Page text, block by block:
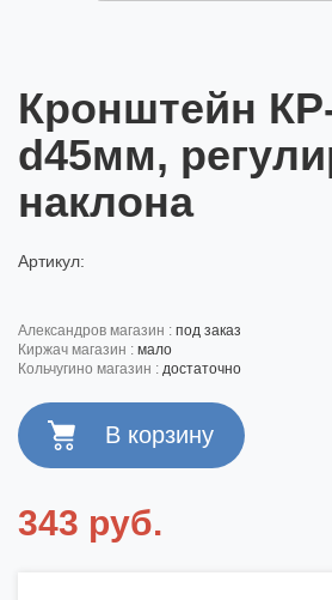
Кронштейн
d45мм,
наклона
Артикул:
александров магазин : под заказ
киржач магазин : мало
кольчугино магазин : достаточно
343 руб.